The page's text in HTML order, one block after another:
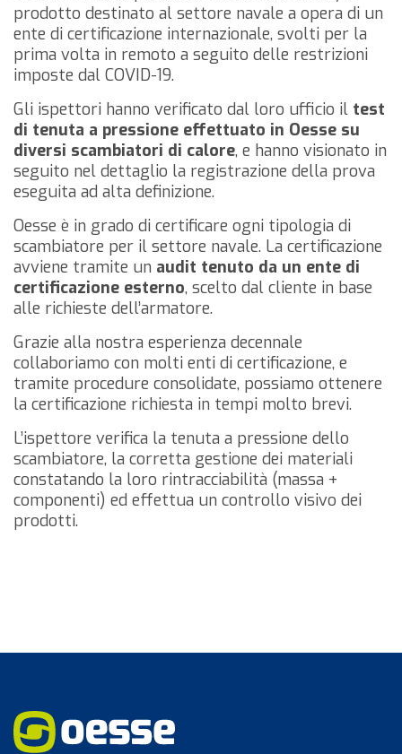
prodotto destinato al settore navale a opera di un
ente di certificazione internazionale, svolti per la
prima volta in remoto a seguito delle restrizioni
imposte dal COVID-19.
Gli ispettori hanno verificato dal loro ufficio il test
di tenuta a pressione effettuato in Oesse su
diversi scambiatori di calore, e hanno visionato in
seguito nel dettaglio la registrazione della prova
eseguita ad alta definizione.
Oesse è in grado di certificare ogni tipologia di
scambiatore per il settore navale. La certificazione
avviene tramite un audit tenuto da un ente di
certificazione esterno, scelto dal cliente in base
alle richieste dell’armatore.
Grazie alla nostra esperienza decennale
collaboriamo con molti enti di certificazione, e
tramite procedure consolidate, possiamo ottenere
la certificazione richiesta in tempi molto brevi.
L’ispettore verifica la tenuta a pressione dello
scambiatore, la corretta gestione dei materiali
constatando la loro rintracciabilità (massa +
componenti) ed effettua un controllo visivo dei
prodotti.